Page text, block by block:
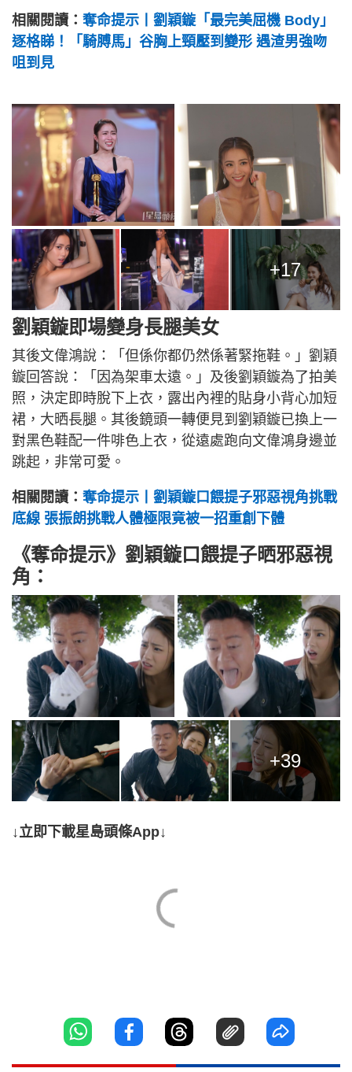
相關閱讀： 奪命提示丨劉穎鏇「最完美屈機 Body」
逐格睇！「騎膊馬」谷胸上頸壓到變形 遇渣男強吻
咀到見
+17
劉穎鏇即場變身長腿美女
其後文偉鴻說：「但係你都仍然係著緊拖鞋。」劉穎
鏇回答說：「因為架車太遠。」及後劉穎鏇為了拍美
照，決定即時脫下上衣，露出內裡的貼身小背心加短
裙，大晒長腿。其後鏡頭一轉便見到劉穎鏇已換上一
對黑色鞋配一件啡色上衣，從遠處跑向文偉鴻身邊並
跳起，非常可愛。
相關閱讀： 奪命提示丨劉穎鏇口餵提子邪惡視角挑戰
底線 張振朗挑戰人體極限竟被一招重創下體
《奪命提示》劉穎鏇口餵提子晒邪惡視
角：
+39
↓立即下載星島頭條App↓